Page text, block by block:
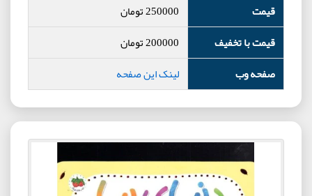
قیمت
250000تومان
قیمت با تخفیف
200000تومان
صفحه وب
لینک این صفحه